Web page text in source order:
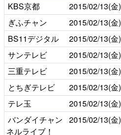
KBS京都
2015/02/13(金)
ぎふチャン
2015/02/13(金)
BS11デジタル
2015/02/13(金)
サンテレビ
2015/02/13(金)
三重テレビ
2015/02/13(金)
とちぎテレビ
2015/02/13(金)
テレ玉
2015/02/13(金)
バンダイチャン
ネルライブ！
2015/02/13(金)